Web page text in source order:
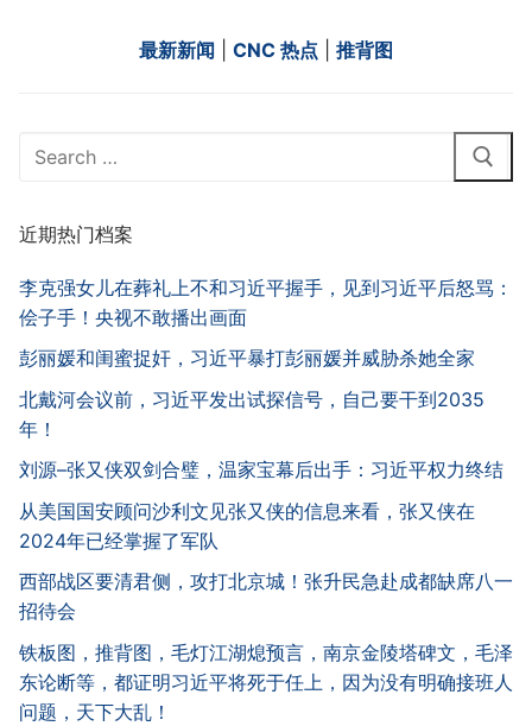
最新新闻 CNC 热点 推背图
Search
近期热门档案
李克强女儿在葬礼上不和习近平握手，见到习近平后怒骂：
侩子手！央视不敢播出画面
彭丽媛和闺蜜捉奸，习近平暴打彭丽媛并威胁杀她全家
北戴河会议前，习近平发出试探信号，自己要干到2035
年！
刘源–张又侠双剑合璧，温家宝幕后出手：习近平权力终结
从美国国安顾问沙利文见张又侠的信息来看，张又侠在
2024年已经掌握了军队
西部战区要清君侧，攻打北京城！张升民急赴成都缺席八一
招待会
铁板图，推背图，毛灯江湖熄预言，南京金陵塔碑文，毛泽
东论断等，都证明习近平将死于任上，因为没有明确接班人
问题，天下大乱！